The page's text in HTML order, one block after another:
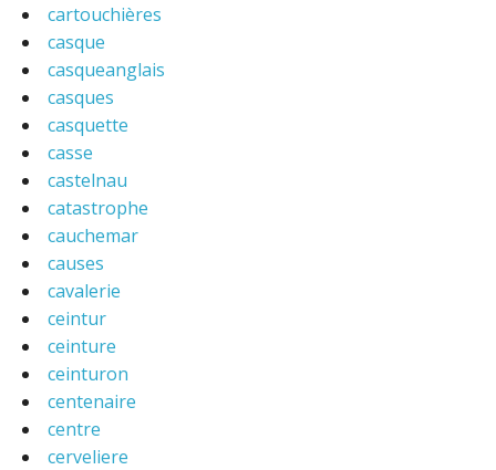
cartouchières
casque
casqueanglais
casques
casquette
casse
castelnau
catastrophe
cauchemar
causes
cavalerie
ceintur
ceinture
ceinturon
centenaire
centre
cerveliere